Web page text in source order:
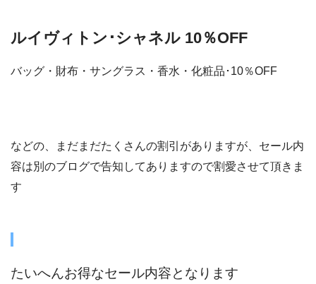
ルイヴィトン･シャネル 10％OFF
バッグ・財布・サングラス・香水・化粧品･10％OFF
などの、まだまだたくさんの割引がありますが、セール内
容は別のブログで告知してありますので割愛させて頂きま
す
たいへんお得なセール内容となります